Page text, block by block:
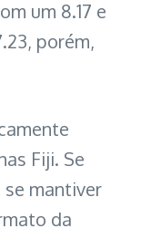
um 8.17 e
porém,
Fiji. Se
mantiver
da